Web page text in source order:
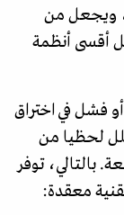
ويجعل من
أقسى أنظمة
فشل في اختراق
لحظيا من
بالتالي، توفر
معقدة: